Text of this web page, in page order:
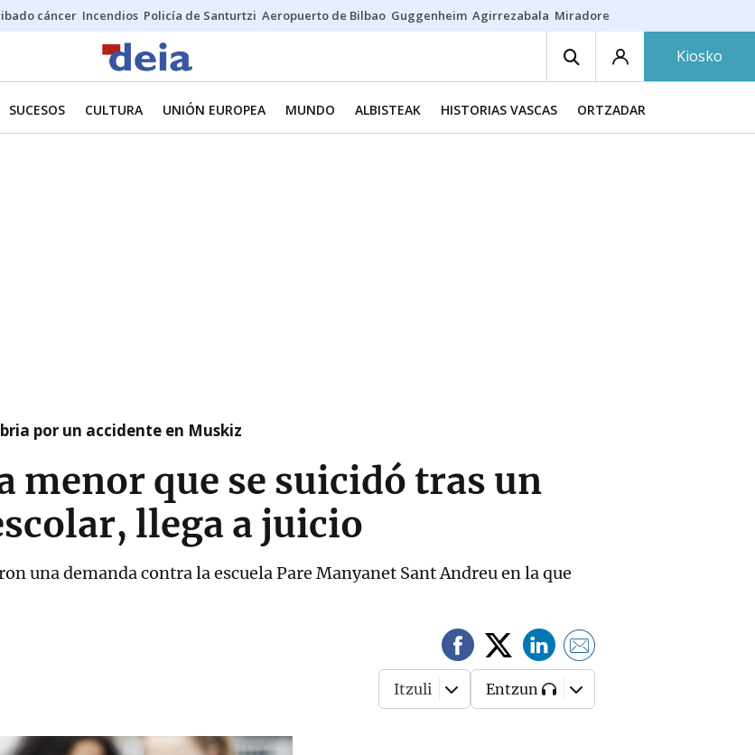
cáncer Incendios Policía de Santurtzi Aeropuerto de Bilbao Guggenheim Agirrezabala Miradores en Bilbao
Kiosko
SUCESOS CULTURA UNIÓN EUROPEA MUNDO ALBISTEAK HISTORIAS VASCAS ORTZADAR
por un accidente en Muskiz
menor que se suicidó tras un
llega a juicio
una demanda contra la escuela Pare Manyanet Sant Andreu en la que
Itzuli Entzun